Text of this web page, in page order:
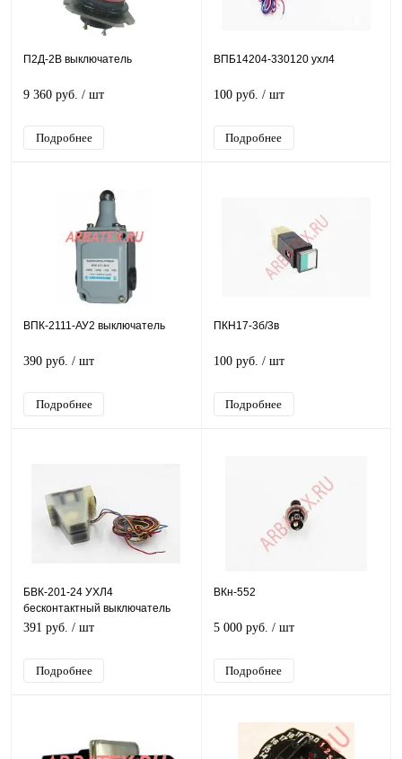
П2Д-2В выключатель
9 360 руб. / шт
Подробнее
ВПБ14204-330120 ухл4
100 руб. / шт
Подробнее
ВПК-2111-АУ2 выключатель
390 руб. / шт
Подробнее
ПКН17-3б/3в
100 руб. / шт
Подробнее
БВК-201-24 УХЛ4
бесконтактный выключатель
391 руб. / шт
Подробнее
ВКн-552
5 000 руб. / шт
Подробнее